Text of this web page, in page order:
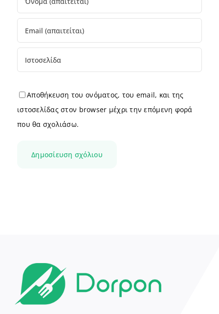
Αποθήκευση του ονόματος, του email, και της
ιστοσελίδας στον browser μέχρι την επόμενη φορά
που θα σχολιάσω.